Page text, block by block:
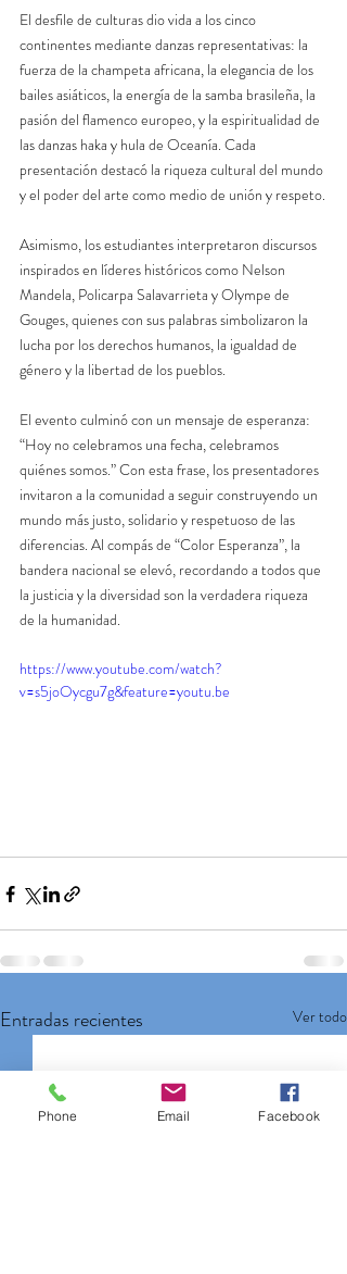
El desfile de culturas dio vida a los cinco
continentes mediante danzas representativas: la
fuerza de la champeta africana, la elegancia de los
bailes asiáticos, la energía de la samba brasileña, la
pasión del flamenco europeo, y la espiritualidad de
las danzas haka y hula de Oceanía. Cada
presentación destacó la riqueza cultural del mundo
y el poder del arte como medio de unión y respeto.
Asimismo, los estudiantes interpretaron discursos
inspirados en líderes históricos como Nelson
Mandela, Policarpa Salavarrieta y Olympe de
Gouges, quienes con sus palabras simbolizaron la
lucha por los derechos humanos, la igualdad de
género y la libertad de los pueblos.
El evento culminó con un mensaje de esperanza:
“Hoy no celebramos una fecha, celebramos
quiénes somos.” Con esta frase, los presentadores
invitaron a la comunidad a seguir construyendo un
mundo más justo, solidario y respetuoso de las
diferencias. Al compás de “Color Esperanza”, la
bandera nacional se elevó, recordando a todos que
la justicia y la diversidad son la verdadera riqueza
de la humanidad.
https://www.youtube.com/watch?
v=s5joOycgu7g&feature=youtu.be
Entradas recientes Ver todo
Phone Email Facebook